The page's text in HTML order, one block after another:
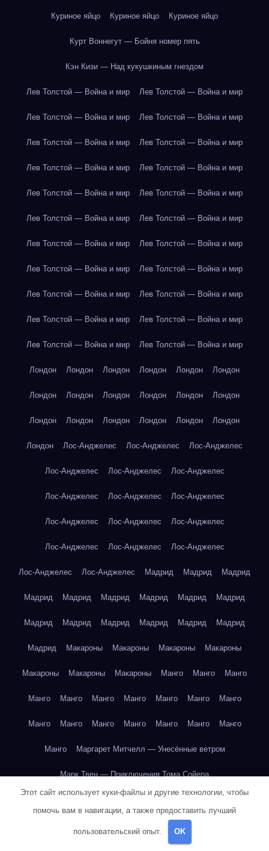
Куриное яйцо Куриное яйцо Куриное яйцо
Курт Воннегут — Бойня номер пять
Кэн Кизи — Над кукушкиным гнездом
Лев Толстой — Война и мир Лев Толстой — Война и мир
Лев Толстой — Война и мир Лев Толстой — Война и мир
Лев Толстой — Война и мир Лев Толстой — Война и мир
Лев Толстой — Война и мир Лев Толстой — Война и мир
Лев Толстой — Война и мир Лев Толстой — Война и мир
Лев Толстой — Война и мир Лев Толстой — Война и мир
Лев Толстой — Война и мир Лев Толстой — Война и мир
Лев Толстой — Война и мир Лев Толстой — Война и мир
Лев Толстой — Война и мир Лев Толстой — Война и мир
Лев Толстой — Война и мир Лев Толстой — Война и мир
Лев Толстой — Война и мир Лев Толстой — Война и мир
Лондон Лондон Лондон Лондон Лондон Лондон
Лондон Лондон Лондон Лондон Лондон Лондон
Лондон Лондон Лондон Лондон Лондон Лондон
Лондон Лос-Анджелес Лос-Анджелес Лос-Анджелес
Лос-Анджелес Лос-Анджелес Лос-Анджелес
Лос-Анджелес Лос-Анджелес Лос-Анджелес
Лос-Анджелес Лос-Анджелес Лос-Анджелес
Лос-Анджелес Лос-Анджелес Лос-Анджелес
Лос-Анджелес Лос-Анджелес Мадрид Мадрид Мадрид
Мадрид Мадрид Мадрид Мадрид Мадрид Мадрид
Мадрид Мадрид Мадрид Мадрид Мадрид Мадрид
Мадрид Макароны Макароны Макароны Макароны
Макароны Макароны Макароны Манго Манго Манго
Манго Манго Манго Манго Манго Манго Манго
Манго Манго Манго Манго Манго Манго Манго
Манго Маргарет Митчелл — Унесённые ветром
Марк Твен — Приключения Тома Сойера
Марк Твен — Приключения Тома Сойера
Этот сайт использует куки-файлы и другие технологии, чтобы
помочь вам в навигации, а также предоставить лучший
пользовательский опыт. OK